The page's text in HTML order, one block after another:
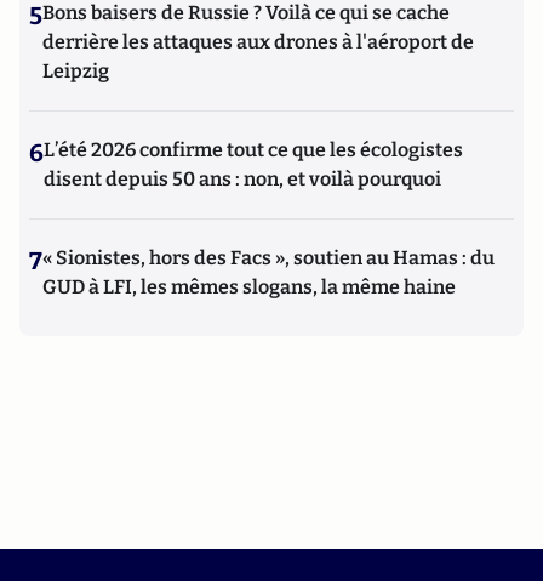
5Bons baisers de Russie ? Voilà ce qui se cache
derrière les attaques aux drones à l'aéroport de
Leipzig
6L’été 2026 confirme tout ce que les écologistes
disent depuis 50 ans : non, et voilà pourquoi
7« Sionistes, hors des Facs », soutien au Hamas : du
GUD à LFI, les mêmes slogans, la même haine